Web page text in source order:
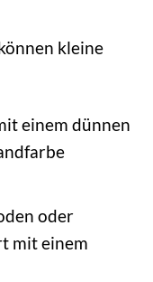
kleine
einem dünnen
oder
mit einem